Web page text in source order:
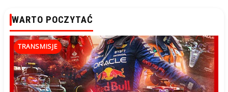
WARTO POCZYTAĆ
TRANSMISJE